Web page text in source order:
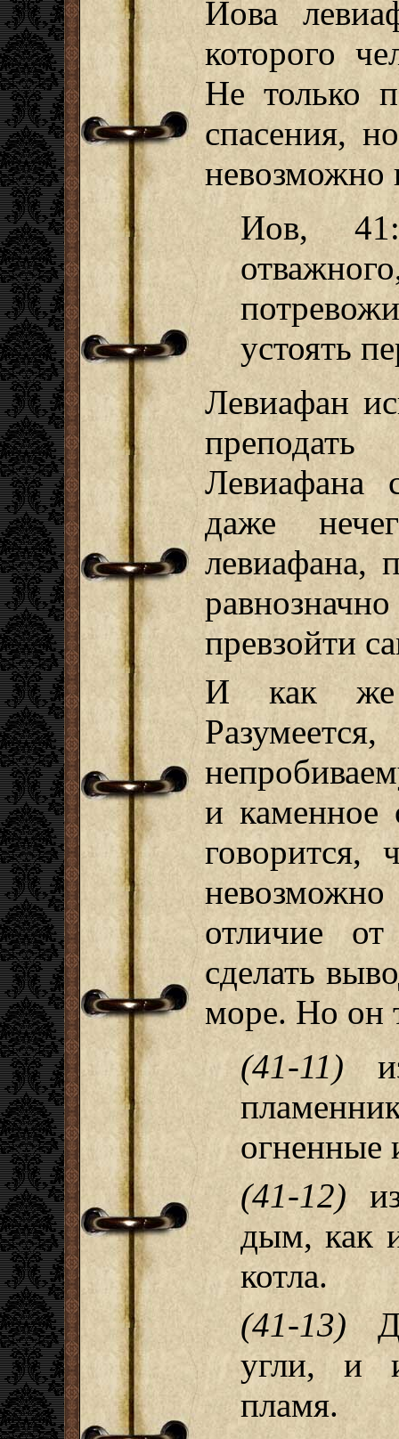
Иова
которого
Не только
спасения,
невозможно
Иов,
устоять
Левиафан
Левиафана
даже
левиафана,
превзойти
И как же
и каменное
говорится,
отличие
сделать
море. Но он
(41-11)из
огненные
(41-12)
дым, как
котла.
(41-13)
угли, и
пламя.